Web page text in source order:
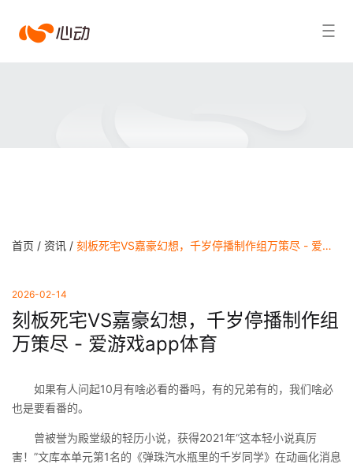
爱搜索结果
首页 / 资讯 / 刻板死宅VS嘉豪幻想，千岁停播制作组万策尽 - 爱游戏app体育
2026-02-14
刻板死宅VS嘉豪幻想，千岁停播制作组
万策尽 - 爱游戏app体育
如果有人问起10月有啥必看的番吗，有的兄弟有的，我们啥必
也是要看番的。
曾被誉为殿堂级的轻历小说，获得2021年“这本轻小说真厉
害！”文库本单元第1名的《弹珠汽水瓶里的千岁同学》在动画化消息